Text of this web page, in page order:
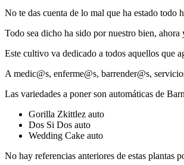
No te das cuenta de lo mal que ha estado todo
Todo sea dicho ha sido por nuestro bien,
Este cultivo va dedicado a todos aquellos que
A medic@s, enferme@s, barrender@s,
Las variedades a poner son automáticas de
Gorilla Zkittlez auto
Dos Si Dos auto
Wedding Cake auto
No hay referencias anteriores de estas plantas